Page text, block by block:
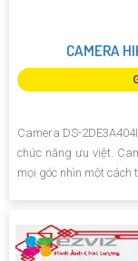
CAMERA
Camera DS-
chức năng ưu việt.
mọi góc nhìn một cách